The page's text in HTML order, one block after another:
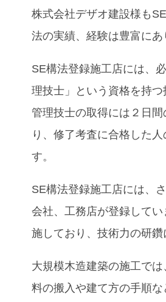
株式会社デザオ建設様も
法の実績、経験は豊富にあ
SE構法登録施工店には、
理技士」という資格を持つ
管理技士の取得には２日
り、修了考査に合格した
す。
SE構法登録施工店には、
会社、工務店が登録して
施しており、技術力の研
大規模木造建築の施工で
料の搬入や建て方の手順